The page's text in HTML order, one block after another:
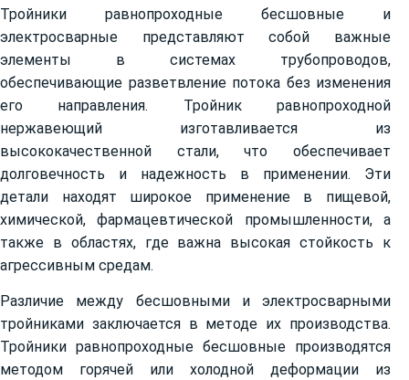
Тройники равнопроходные бесшовные и
электросварные представляют собой важные
элементы в системах трубопроводов,
обеспечивающие разветвление потока без изменения
его направления. Тройник равнопроходной
нержавеющий изготавливается из
высококачественной стали, что обеспечивает
долговечность и надежность в применении. Эти
детали находят широкое применение в пищевой,
химической, фармацевтической промышленности, а
также в областях, где важна высокая стойкость к
агрессивным средам.
Различие между бесшовными и электросварными
тройниками заключается в методе их производства.
Тройники равнопроходные бесшовные производятся
методом горячей или холодной деформации из